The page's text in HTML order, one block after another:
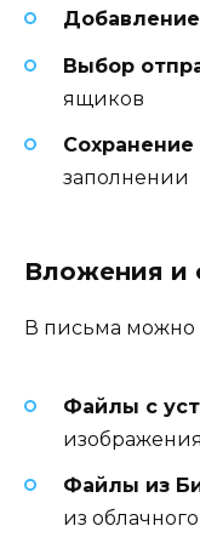
Выбор
ящиков
Сохранение
заполнении
Вложения и
В письма можно
Файлы с
Файлы из
из